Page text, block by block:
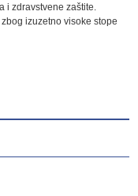
i zdravstvene zaštite.
izuzetno visoke stope